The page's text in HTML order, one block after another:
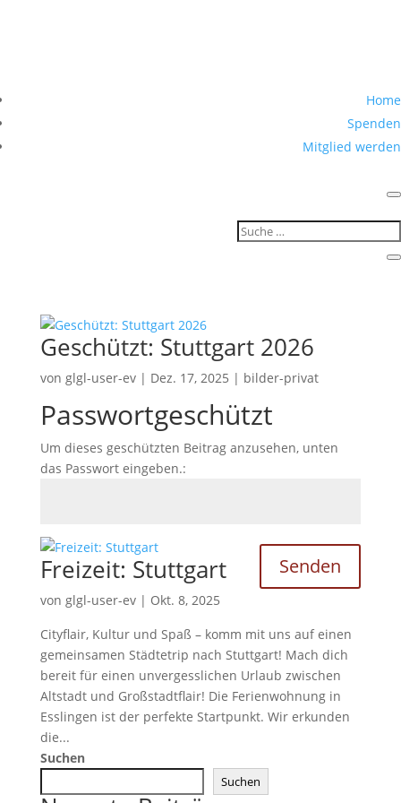
Home
Spenden
Mitglied werden
Geschützt: Stuttgart 2026
von glgl-user-ev| Dez. 17, 2025 | bilder-privat
Passwortgeschützt
Um dieses geschützten Beitrag anzusehen, unten
das Passwort eingeben.:
Senden
Freizeit: Stuttgart
von glgl-user-ev| Okt. 8, 2025
Cityflair, Kultur und Spaß – komm mit uns auf einen
gemeinsamen Städtetrip nach Stuttgart! Mach dich
bereit für einen unvergesslichen Urlaub zwischen
Altstadt und Großstadtflair! Die Ferienwohnung in
Esslingen ist der perfekte Startpunkt. Wir erkunden
die...
Suchen
Suchen